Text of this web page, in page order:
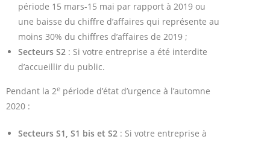
période 15 mars-15 mai par rapport à 2019 ou
une baisse du chiffre d’affaires qui représente au
moins 30% du chiffres d’affaires de 2019 ;
Secteurs S2 : Si votre entreprise a été interdite
d’accueillir du public.
Pendant la 2e période d’état d’urgence à l’automne
2020 :
Secteurs S1, S1 bis et S2 : Si votre entreprise à